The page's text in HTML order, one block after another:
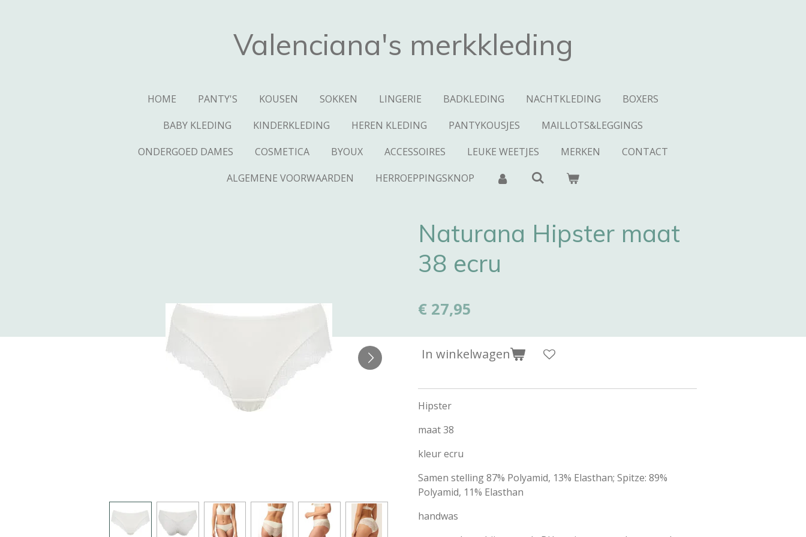
Valenciana's merkkleding
HOME PANTY'S KOUSEN SOKKEN LINGERIE BADKLEDING NACHTKLEDING
BOXERS
BABY KLEDING
KINDERKLEDING HEREN KLEDING PANTYKOUSJES
MAILLOTS&LEGGINGS
ONDERGOED DAMES
COSMETICA BYOUX ACCESSOIRES LEUKE WEETJES MERKEN
CONTACT
ALGEMENE VOORWAARDEN
HERROEPPINGSKNOP
Naturana Hipster maat
38 ecru
€ 27,95
In winkelwagen
Hipster
maat 38
kleur ecru
Samen stelling 87% Polyamid, 13% Elasthan; Spitze: 89%
Polyamid, 11% Elasthan
handwas